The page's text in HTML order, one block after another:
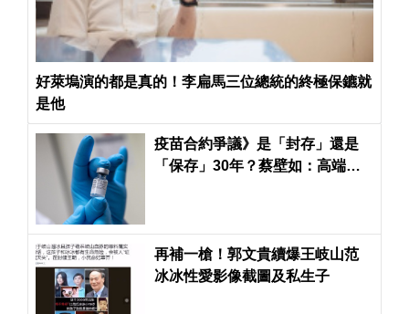
好萊塢演的都是真的！李扁馬三位總統的終極保鑣就
是他
疫苗合約爭議》是「封存」還是
「保存」30年？蔡壁如：高端
再補一槍！郭文貴續爆王岐山范
冰冰性愛影像截圖及私生子